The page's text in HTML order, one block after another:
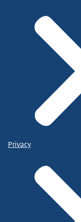
Privacy